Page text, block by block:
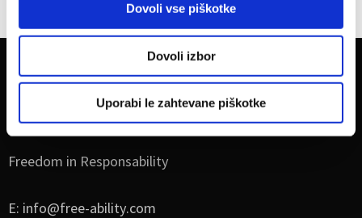
Dovoli vse piškotke
Dovoli izbor
Uporabi le zahtevane piškotke
KONTAKT
Freedom in Responsability
E: info@free-ability.com